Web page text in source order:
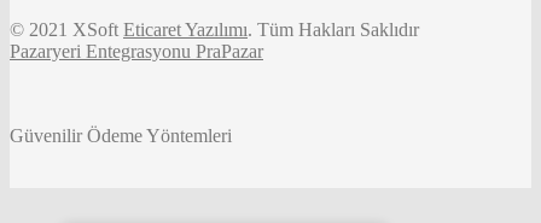
© 2021 XSoft Eticaret Yazılımı. Tüm Hakları Saklıdır
Pazaryeri Entegrasyonu PraPazar
Güvenilir Ödeme Yöntemleri